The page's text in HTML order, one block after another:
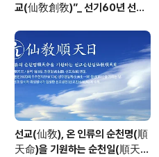
교(仙敎創敎)”_ 선기60년 선교
선교(仙敎), 온 인류의 순천명(順
天命)을 기원하는 순천일(順天